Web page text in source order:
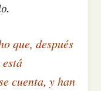
que, después
cuenta, y han